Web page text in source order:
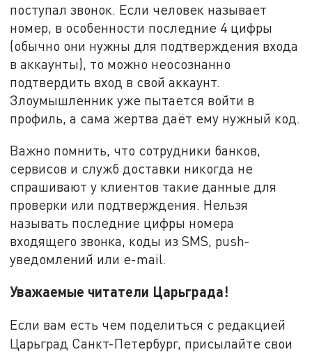
поступал звонок. Если человек называет
номер, в особенности последние 4 цифры
(обычно они нужны для подтверждения входа
в аккаунты), то можно неосознанно
подтвердить вход в свой аккаунт.
Злоумышленник уже пытается войти в
профиль, а сама жертва даёт ему нужный код.
Важно помнить, что сотрудники банков,
сервисов и служб доставки никогда не
спрашивают у клиентов такие данные для
проверки или подтверждения. Нельзя
называть последние цифры номера
входящего звонка, коды из SMS, push-
уведомлений или e-mail.
Уважаемые читатели Царьграда!
Если вам есть чем поделиться с редакцией
Царьград Санкт-Петербург, присылайте свои